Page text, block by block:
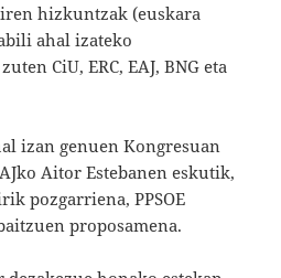
hizkuntzak (euskara
ahal izateko
CiU, ERC, EAJ, BNG eta
izan genuen Kongresuan
Aitor Estebanen eskutik,
pozgarriena, PPSOE
proposamena.